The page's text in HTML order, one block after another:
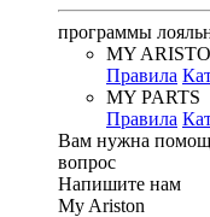
программы
MY
Правила
MY PARTS
Правила
Вам нужна
вопрос
Напишите нам
My Ariston